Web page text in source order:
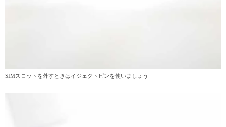
SIMスロットを外すときはイジェクトピンを使いましょう